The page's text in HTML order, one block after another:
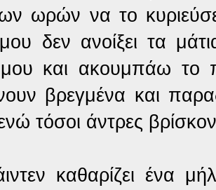
ωρών να το
δεν ανοίξει τα
μου και ακουμπάω
βρεγμένα και
τόσοι άντρες
καθαρίζει ένα